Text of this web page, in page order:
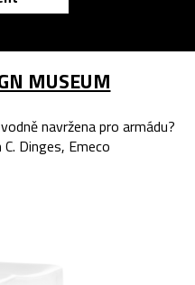
MUSEUM
navržena pro armádu?
Dinges, Emeco